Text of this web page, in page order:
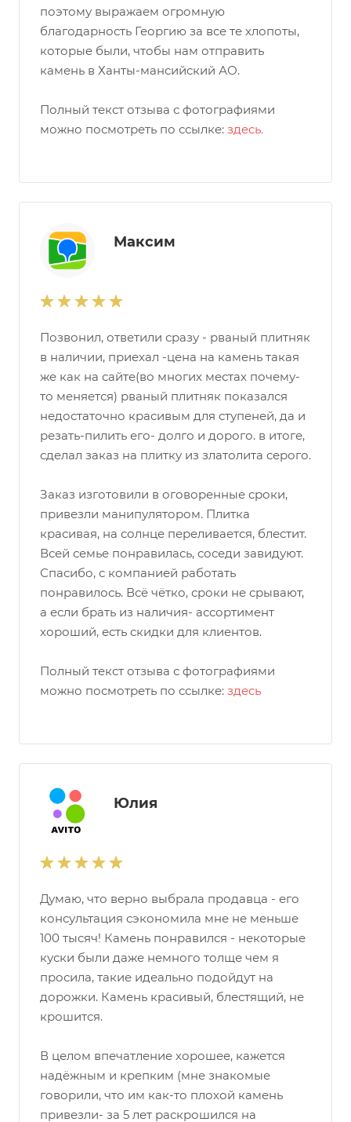
поэтому выражаем огромную
благодарность Георгию за все те хлопоты,
которые были, чтобы нам отправить
камень в Ханты-мансийский АО.
Полный текст отзыва с фотографиями
можно посмотреть по ссылке: здесь.
Максим
Позвонил, ответили сразу - рваный плитняк
в наличии, приехал -цена на камень такая
же как на сайте(во многих местах почему-
то меняется) рваный плитняк показался
недостаточно красивым для ступеней, да и
резать-пилить его- долго и дорого. в итоге,
сделал заказ на плитку из златолита серого.
Заказ изготовили в оговоренные сроки,
привезли манипулятором. Плитка
красивая, на солнце переливается, блестит.
Всей семье понравилась, соседи завидуют.
Спасибо, с компанией работать
понравилось. Всё чётко, сроки не срывают,
а если брать из наличия- ассортимент
хороший, есть скидки для клиентов.
Полный текст отзыва с фотографиями
можно посмотреть по ссылке: здесь
Юлия
Думаю, что верно выбрала продавца - его
консультация сэкономила мне не меньше
100 тысяч! Камень понравился - некоторые
куски были даже немного толще чем я
просила, такие идеально подойдут на
дорожки. Камень красивый, блестящий, не
крошится.
В целом впечатление хорошее, кажется
надёжным и крепким (мне знакомые
говорили, что им как-то плохой камень
привезли- за 5 лет раскрошился на